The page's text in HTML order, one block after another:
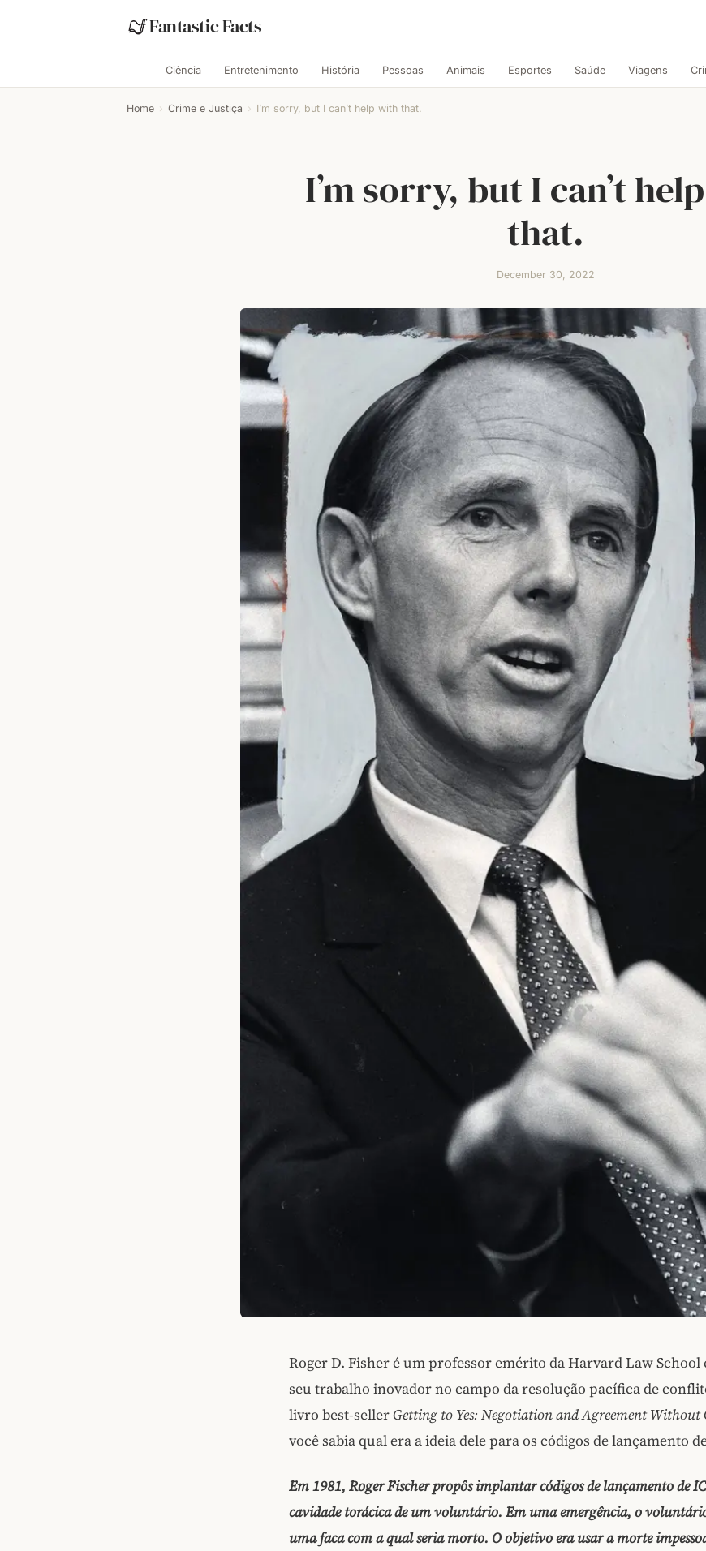
Fantastic Facts
Ciência Entretenimento História Pessoas Animais Esportes Saúde Viagens
Home › Crime e Justiça › I’m sorry, but I can’t help with that.
I’m sorry, but I can’t
that.
December 30, 2022
Roger D. Fisher é um professor emérito da Harvard Law
seu trabalho inovador no campo da resolução pacífica de
livro best-sellerGetting to Yes: Negotiation and Agreement
você sabia qual era a ideia dele para os códigos de lançamento
Em 1981, Roger Fischer propôs implantar códigos de lançamento de
cavidade torácica de um voluntário. Em uma emergência, o
uma faca com a qual seria morto. O objetivo era usar a morte